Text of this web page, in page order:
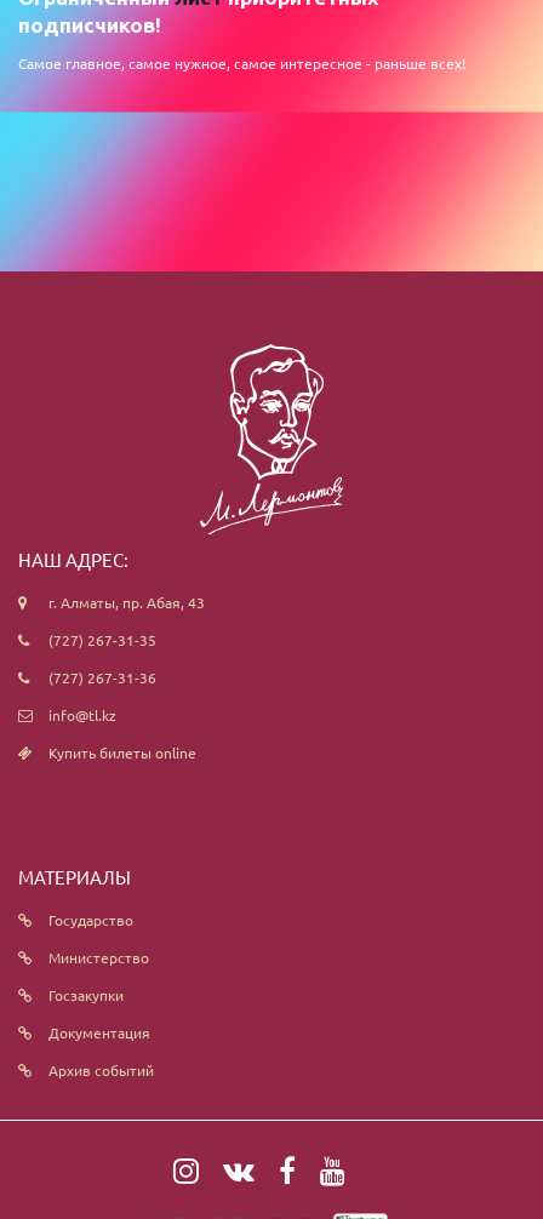
подписчиков!
Самое главное, самое нужное, самое интересное - раньше всех!
НАШ АДРЕС:
г. Алматы, пр. Абая, 43
(727) 267-31-35
(727) 267-31-36
info@tl.kz
Купить билеты online
МАТЕРИАЛЫ
Государство
Министерство
Госзакупки
Документация
Архив событий